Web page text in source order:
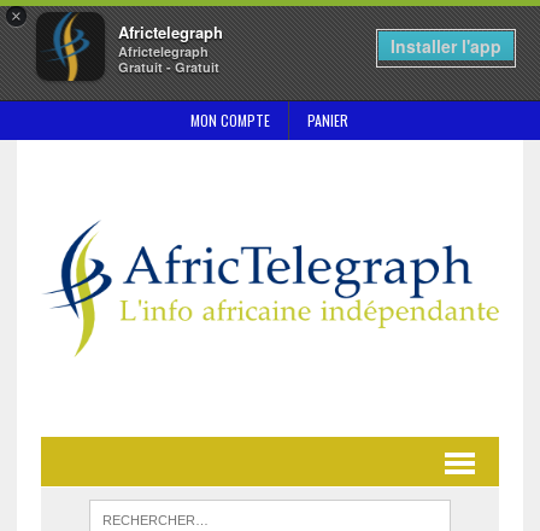
×
Africtelegraph
Africtelegraph
Gratuit - Gratuit
Installer l'app
MON COMPTE PANIER